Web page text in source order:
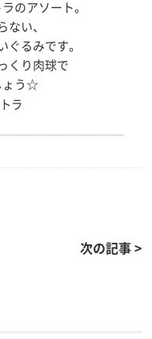
のアソート。
ない、
ぐるみです。
くり肉球で
ょう☆
ラ
次の記事 >